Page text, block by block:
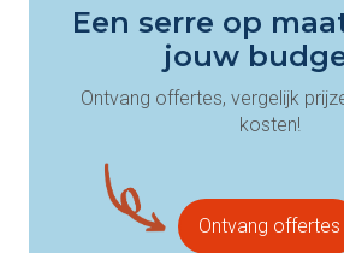
Een serre op
jouw
Ontvang offertes, vergelijk
kosten!
Ontvang offertes